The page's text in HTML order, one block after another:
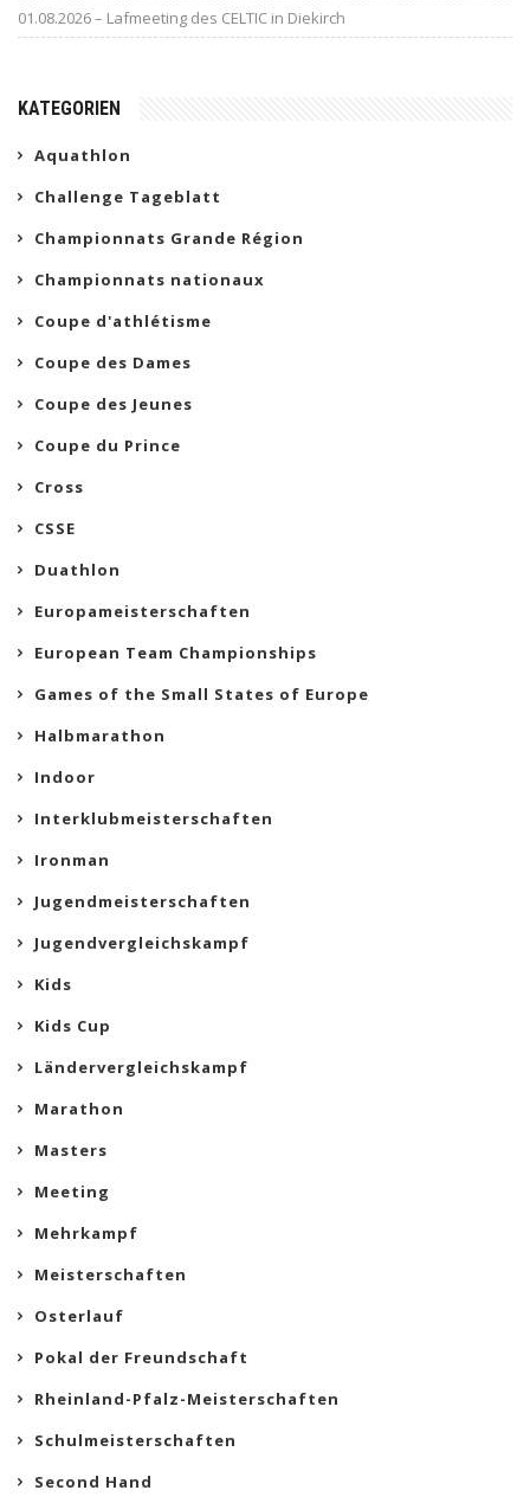
01.08.2026 – Lafmeeting des CELTIC in Diekirch
KATEGORIEN
Aquathlon
Challenge Tageblatt
Championnats Grande Région
Championnats nationaux
Coupe d'athlétisme
Coupe des Dames
Coupe des Jeunes
Coupe du Prince
Cross
CSSE
Duathlon
Europameisterschaften
European Team Championships
Games of the Small States of Europe
Halbmarathon
Indoor
Interklubmeisterschaften
Ironman
Jugendmeisterschaften
Jugendvergleichskampf
Kids
Kids Cup
Ländervergleichskampf
Marathon
Masters
Meeting
Mehrkampf
Meisterschaften
Osterlauf
Pokal der Freundschaft
Rheinland-Pfalz-Meisterschaften
Schulmeisterschaften
Second Hand